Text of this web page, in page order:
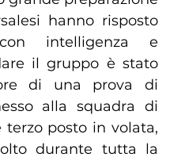
hanno risposto
intelligenza e
il gruppo è stato
di una prova di
alla squadra di
posto in volata,
durante tutta la